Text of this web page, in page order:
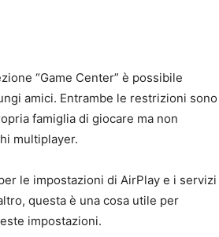
“Game Center” è possibile
amici. Entrambe le restrizioni sono
famiglia di giocare ma non
multiplayer.
le impostazioni di AirPlay e i servizi
questa è una cosa utile per
impostazioni.